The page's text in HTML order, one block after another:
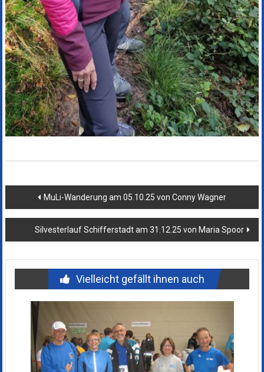
Beitragsnavigation
MuLi-Wanderung am 05.10.25 von Conny Wagner
Silvesterlauf Schifferstadt am 31.12.25 von Maria Spoor
Vielleicht gefällt ihnen auch